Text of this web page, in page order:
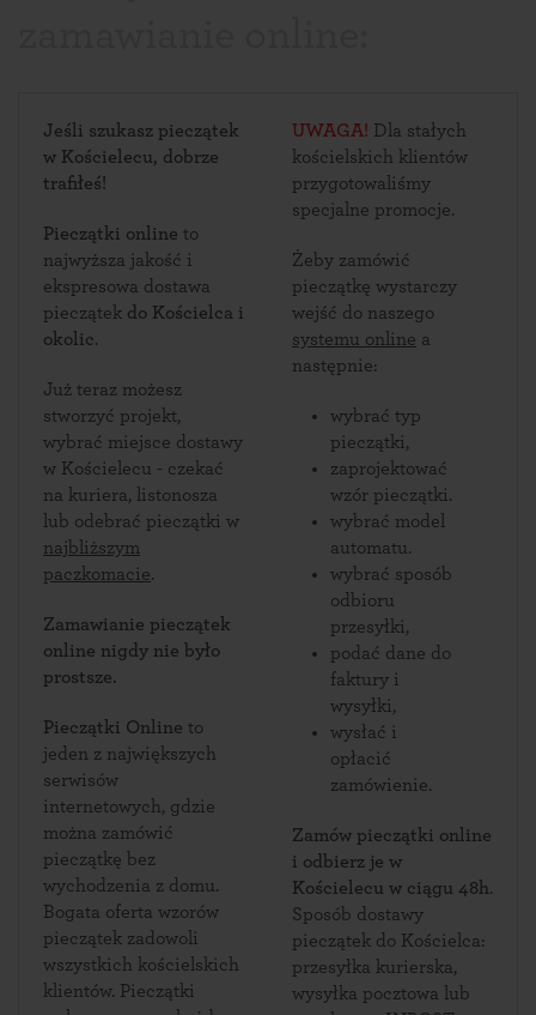
Jeśli szukasz pieczątek
w Kościelecu, dobrze
trafiłeś!
Pieczątki online to
najwyższa jakość i
ekspresowa dostawa
pieczątek do Kościelca i
okolic.
Już teraz możesz
stworzyć projekt,
wybrać miejsce dostawy
w Kościelecu - czekać
na kuriera, listonosza
lub odebrać pieczątki w
najbliższym
paczkomacie.
Zamawianie pieczątek
online nigdy nie było
prostsze.
Pieczątki Online to
jeden z największych
serwisów
internetowych, gdzie
można zamówić
pieczątkę bez
wychodzenia z domu.
Bogata oferta wzorów
pieczątek zadowoli
wszystkich kościelskich
klientów. Pieczątki
UWAGA! Dla stałych
kościelskich klientów
przygotowaliśmy
specjalne promocje.
Żeby zamówić
pieczątkę wystarczy
wejść do naszego
systemu online a
następnie:
wybrać typ
pieczątki,
zaprojektować
wzór pieczątki.
wybrać model
automatu.
wybrać sposób
odbioru
przesyłki,
podać dane do
faktury i
wysyłki,
wysłać i
opłacić
zamówienie.
Zamów pieczątki online
i odbierz je w
Kościelecu w ciągu 48h.
Sposób dostawy
pieczątek do Kościelca:
przesyłka kurierska,
wysyłka pocztowa lub